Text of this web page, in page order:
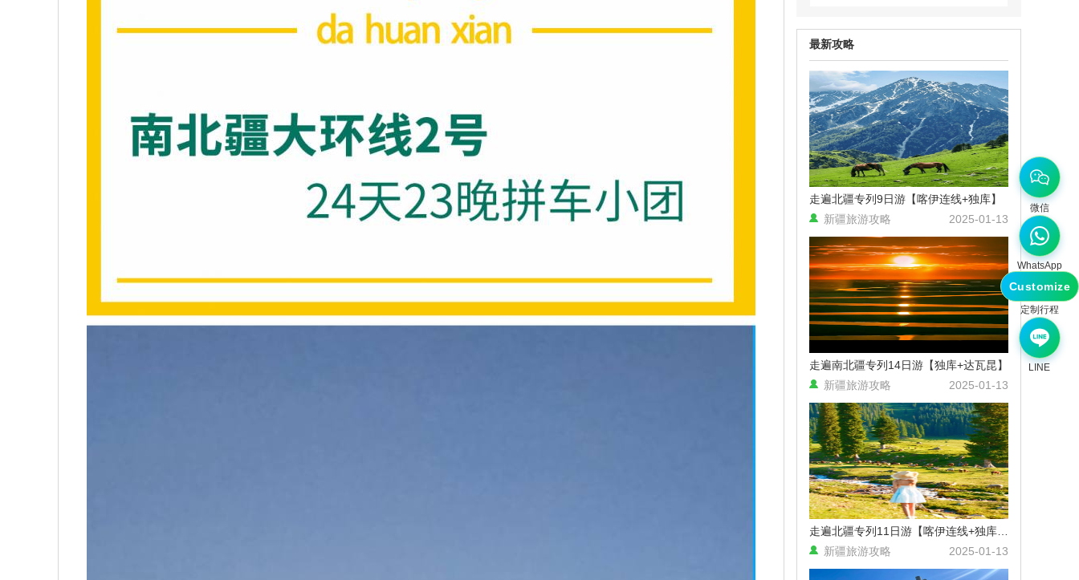
新疆旅游包车北疆环线喀纳斯禾木
伊犁那拉提喀什独库公路代订包车
用户17821*** 2小时前预订
全景北疆深度环线10日
用户13664*** 1小时前预订
全景北疆深度环线10日
用户13664*** 50分钟前预订
【独步疆湖】北疆环线10天9晚拼
车小团 （乌鲁木齐进出）
用户13061*** 3小时前预订
最新攻略
走遍北疆专列9日游【喀伊连线+独库】
新疆旅游攻略
2025-01-13
走遍南北疆专列14日游【独库+达瓦昆】
新疆旅游攻略
2025-01-13
新疆旅游攻略
2025-01-13
微信
WhatsApp
Customize
定制行程
LINE